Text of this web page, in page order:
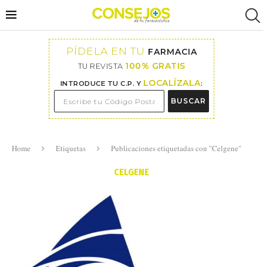
PÍDELA EN TU FARMACIA
TU REVISTA 100% GRATIS
INTRODUCE TU C.P. Y LOCALÍZALA:
BUSCAR
Home Etiquetas Publicaciones etiquetadas con "Celgene"
CELGENE